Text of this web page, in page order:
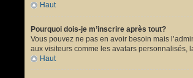
Haut
Pourquoi dois-je m’inscrire après tout?
Vous pouvez ne pas en avoir besoin mais
aux visiteurs comme les avatars personnalisés,
Haut